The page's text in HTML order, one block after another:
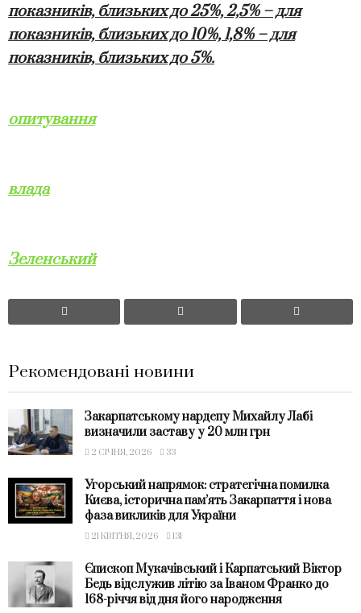
показників, близьких до 25%, 2,5% – для
показників, близьких до 10%, 1,8% – для
показників, близьких до 5%.
опитування
влада
Зеленський
Рекомендовані новини
Закарпатському нардепу Михайлу Лабі
визначили заставу у 20 млн грн
2 СІЧНЯ, 2026 33
Угорський напрямок: стратегічна помилка
Києва, історична пам’ять Закарпаття і нова
фаза викликів для України
21 КВІТНЯ, 2026 131
Єпископ Мукачівський і Карпатський Віктор
Бедь відслужив літію за Іваном Франко до
168-річчя від дня його народження